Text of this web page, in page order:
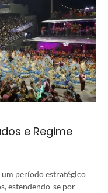
e Regime
um período estratégico
estendendo-se por